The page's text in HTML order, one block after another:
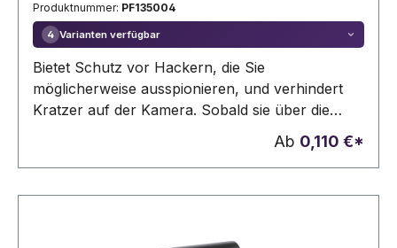
Produktnummer: PF135004
4 Varianten verfügbar
Bietet Schutz vor Hackern, die Sie
möglicherweise ausspionieren, und verhindert
Kratzer auf der Kamera. Sobald sie über die
Webcam ausgerichtet ist, muss sie für einige
Sekunden fest gedrückt werden, um eine starke
Dichtung zu erhalten. Dann kann die Kamera
durch Verschieben der Klappe zur Seite
des dünnen Designs lassen sich Laptops
Ab 0,110 €*